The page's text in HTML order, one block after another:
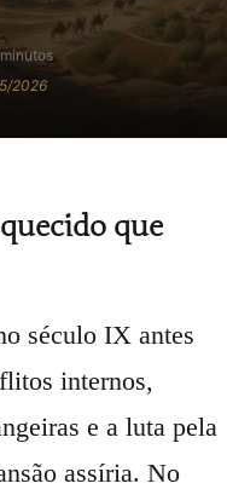
2026
que
século IX antes
internos,
e a luta pela
assíria. No